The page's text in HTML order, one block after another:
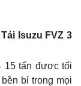
Isuzu FVZ 3
15 tấn được tối
bỉ trong mọi